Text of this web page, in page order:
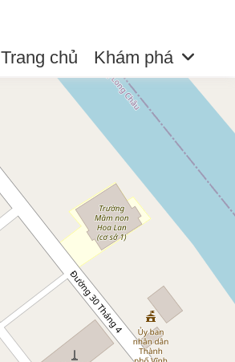
Trang chủ Khám phá